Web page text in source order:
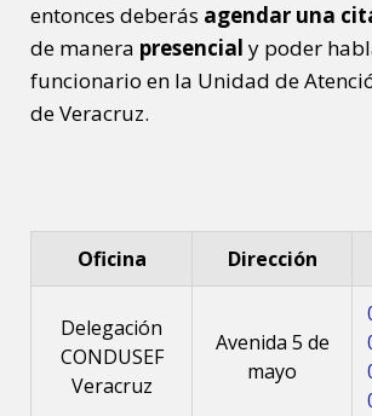
entonces deberás agendar una
de manera presencial y poder
funcionario en la Unidad de
de Veracruz.
Oficina Dirección
Delegación
CONDUSEF
Veracruz
Avenida 5 de
mayo